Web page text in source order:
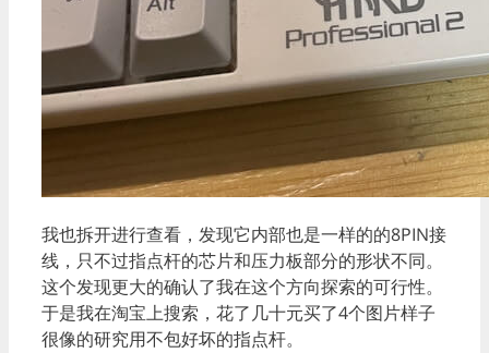
我也拆开进行查看，发现它内部也是一样的的8PIN接
线，只不过指点杆的芯片和压力板部分的形状不同。
这个发现更大的确认了我在这个方向探索的可行性。
于是我在淘宝上搜索，花了几十元买了4个图片样子
很像的研究用不包好坏的指点杆。